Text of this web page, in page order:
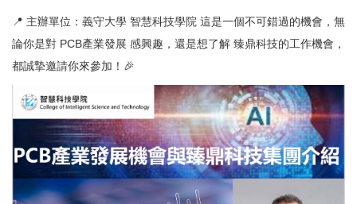
📍 主辦單位：義守大學 智慧科技學院 這是一個不可錯過的機會，無
論你是對 PCB產業發展 感興趣，還是想了解 臻鼎科技的工作機會，
都誠摯邀請你來參加！🎉